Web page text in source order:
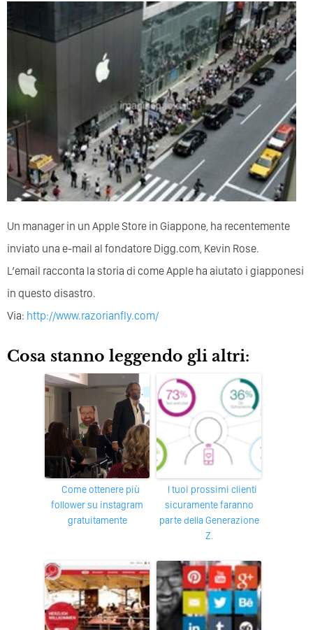
Un manager in un Apple Store in Giappone, ha recentemente
inviato una e-mail al fondatore Digg.com, Kevin Rose.
L’email racconta la storia di come Apple ha aiutato i giapponesi
in questo disastro.
Via: http://www.razorianfly.com/
Cosa stanno leggendo gli altri:
Come ottenere più
follower su instagram
gratuitamente
I tuoi prossimi clienti
sicuramente faranno
parte della Generazione
Z.